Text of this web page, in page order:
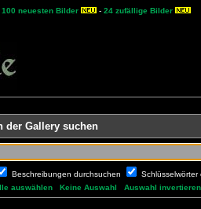
100 neuesten Bilder - 24 zufällige Bilder
der Gallery suchen
Beschreibungen durchsuchen Schlüsselwörter
auswählen
Keine Auswahl Auswahl invertieren